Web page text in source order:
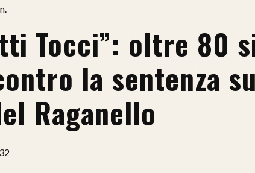
Tocci”: oltre 80
la sentenza
Raganello